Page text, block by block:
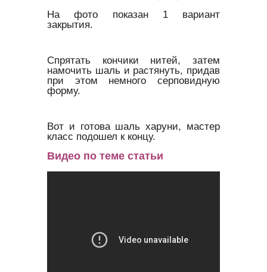
На фото показан 1 вариант
закрытия.
Спрятать кончики нитей, затем
намочить шаль и растянуть, придав
при этом немного серповидную
форму.
Вот и готова шаль харуни, мастер
класс подошел к концу.
Видео по теме статьи